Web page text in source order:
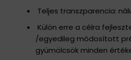
Teljes transzparencia:
Külön erre a célra
/egyedileg módosított
gyümölcsök minden